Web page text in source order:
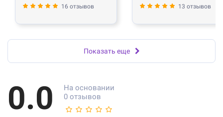
16 отзывов 13 отзывов
Показать еще
0.0
На основании
0 отзывов